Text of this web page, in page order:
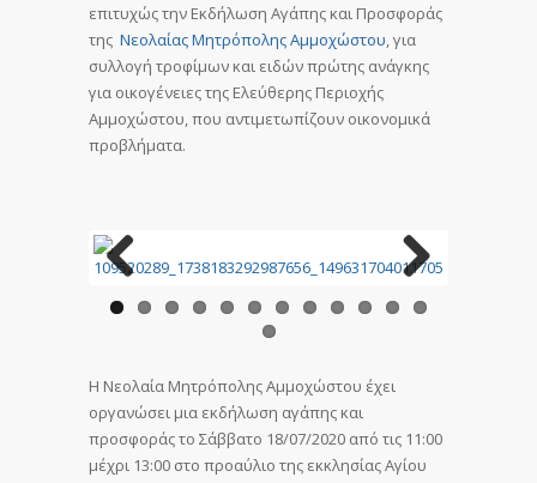
επιτυχώς την Εκδήλωση Αγάπης και Προσφοράς
της Νεολαίας Μητρόπολης Αμμοχώστου, για
συλλογή τροφίμων και ειδών πρώτης ανάγκης
για οικογένειες της Ελεύθερης Περιοχής
Αμμοχώστου, που αντιμετωπίζουν οικονομικά
προβλήματα.
Η Νεολαία Μητρόπολης Αμμοχώστου έχει
οργανώσει μια εκδήλωση αγάπης και
προσφοράς το Σάββατο 18/07/2020 από τις 11:00
μέχρι 13:00 στο προαύλιο της εκκλησίας Αγίου